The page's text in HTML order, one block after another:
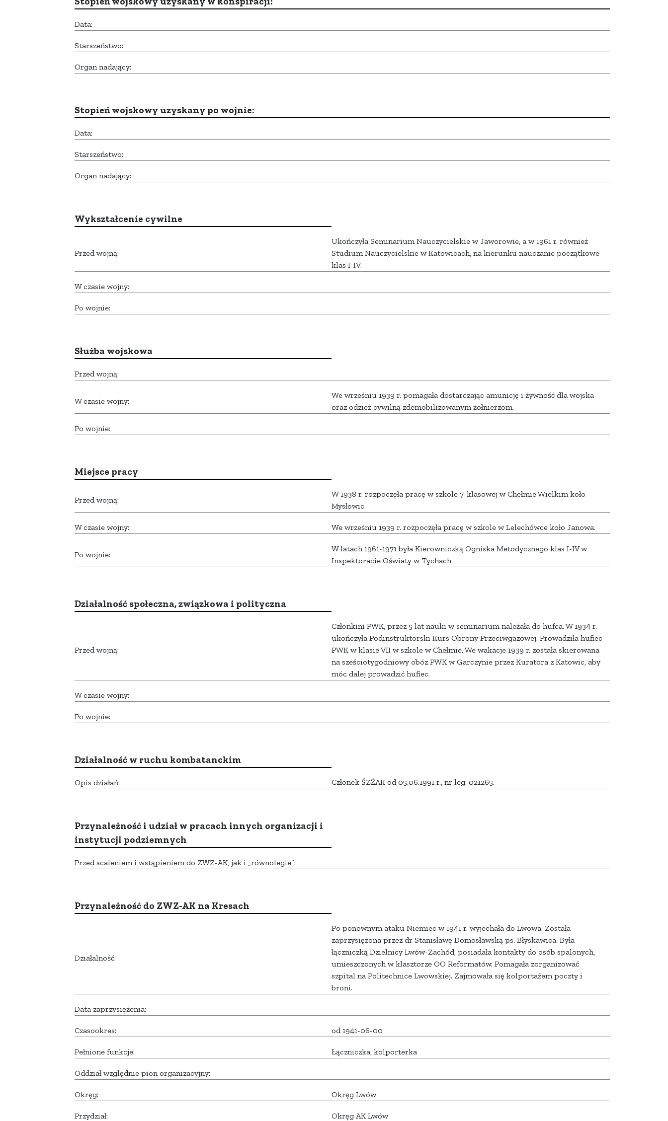
Data:
Starszeństwo:
Organ nadający:
Stopień wojskowy uzyskany po wojnie:
Data:
Starszeństwo:
Organ nadający:
Wykształcenie cywilne
Przed wojną:
Ukończyła Seminarium Nauczycielskie w Jaworowie, a w 1961 r. również
Studium Nauczycielskie w Katowicach, na kierunku nauczanie początkowe
klas I-IV.
W czasie wojny:
Po wojnie:
Służba wojskowa
Przed wojną:
W czasie wojny:
We wrześniu 1939 r. pomagała dostarczając amunicję i żywność dla wojska
oraz odzież cywilną zdemobilizowanym żołnierzom.
Po wojnie:
Miejsce pracy
Przed wojną:
W 1938 r. rozpoczęła pracę w szkole 7-klasowej w Chełmie Wielkim koło
Mysłowic.
W czasie wojny: We wrześniu 1939 r. rozpoczęła pracę w szkole w Lelechówce koło Janowa.
Po wojnie:
W latach 1961-1971 była Kierowniczką Ogniska Metodycznego klas I-IV w
Inspektoracie Oświaty w Tychach.
Działalność społeczna, związkowa i polityczna
Przed wojną:
Członkini PWK, przez 5 lat nauki w seminarium należała do hufca. W 1934 r.
ukończyła Podinstruktorski Kurs Obrony Przeciwgazowej. Prowadziła hufiec
PWK w klasie VII w szkole w Chełmie. We wakacje 1939 r. została skierowana
na sześciotygodniowy obóz PWK w Garczynie przez Kuratora z Katowic, aby
móc dalej prowadzić hufiec.
W czasie wojny:
Po wojnie:
Działalność w ruchu kombatanckim
Opis działań: Członek ŚZŻAK od 05.06.1991 r., nr leg. 021265.
Przynależność i udział w pracach innych organizacji i
instytucji podziemnych
Przed scaleniem i wstąpieniem do ZWZ-AK, jak i „równolegle”:
Przynależność do ZWZ-AK na Kresach
Działalność:
Po ponownym ataku Niemiec w 1941 r. wyjechała do Lwowa. Została
zaprzysiężona przez dr Stanisławę Domosławską ps. Błyskawica. Była
łączniczką Dzielnicy Lwów-Zachód, posiadała kontakty do osób spalonych,
umieszczonych w klasztorze OO Reformatów. Pomagała zorganizować
szpital na Politechnice Lwowskiej. Zajmowała się kolportażem poczty i
broni.
Data zaprzysiężenia:
Czasookres: od 1941-06-00
Pełnione funkcje: Łączniczka, kolporterka
Oddział względnie pion organizacyjny:
Okręg: Okręg Lwów
Przydział: Okręg AK Lwów